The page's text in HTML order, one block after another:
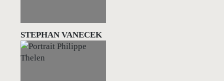
STEPHAN VANECEK